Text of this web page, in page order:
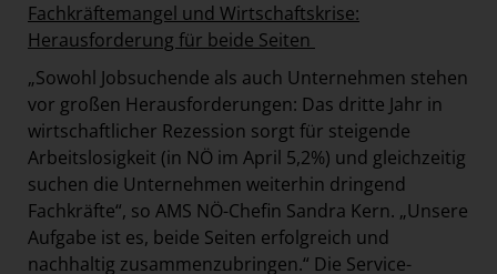
Fachkräftemangel und Wirtschaftskrise:
Herausforderung für beide Seiten
„Sowohl Jobsuchende als auch Unternehmen stehen
vor großen Herausforderungen: Das dritte Jahr in
wirtschaftlicher Rezession sorgt für steigende
Arbeitslosigkeit (in NÖ im April 5,2%) und gleichzeitig
suchen die Unternehmen weiterhin dringend
Fachkräfte“, so AMS NÖ-Chefin Sandra Kern. „Unsere
Aufgabe ist es, beide Seiten erfolgreich und
nachhaltig zusammenzubringen.“ Die Service-